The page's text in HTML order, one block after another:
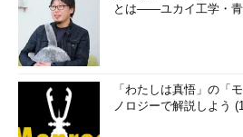
とは――ユカイ工学・
「わたしは真悟」の「
ノロジーで解説しよう